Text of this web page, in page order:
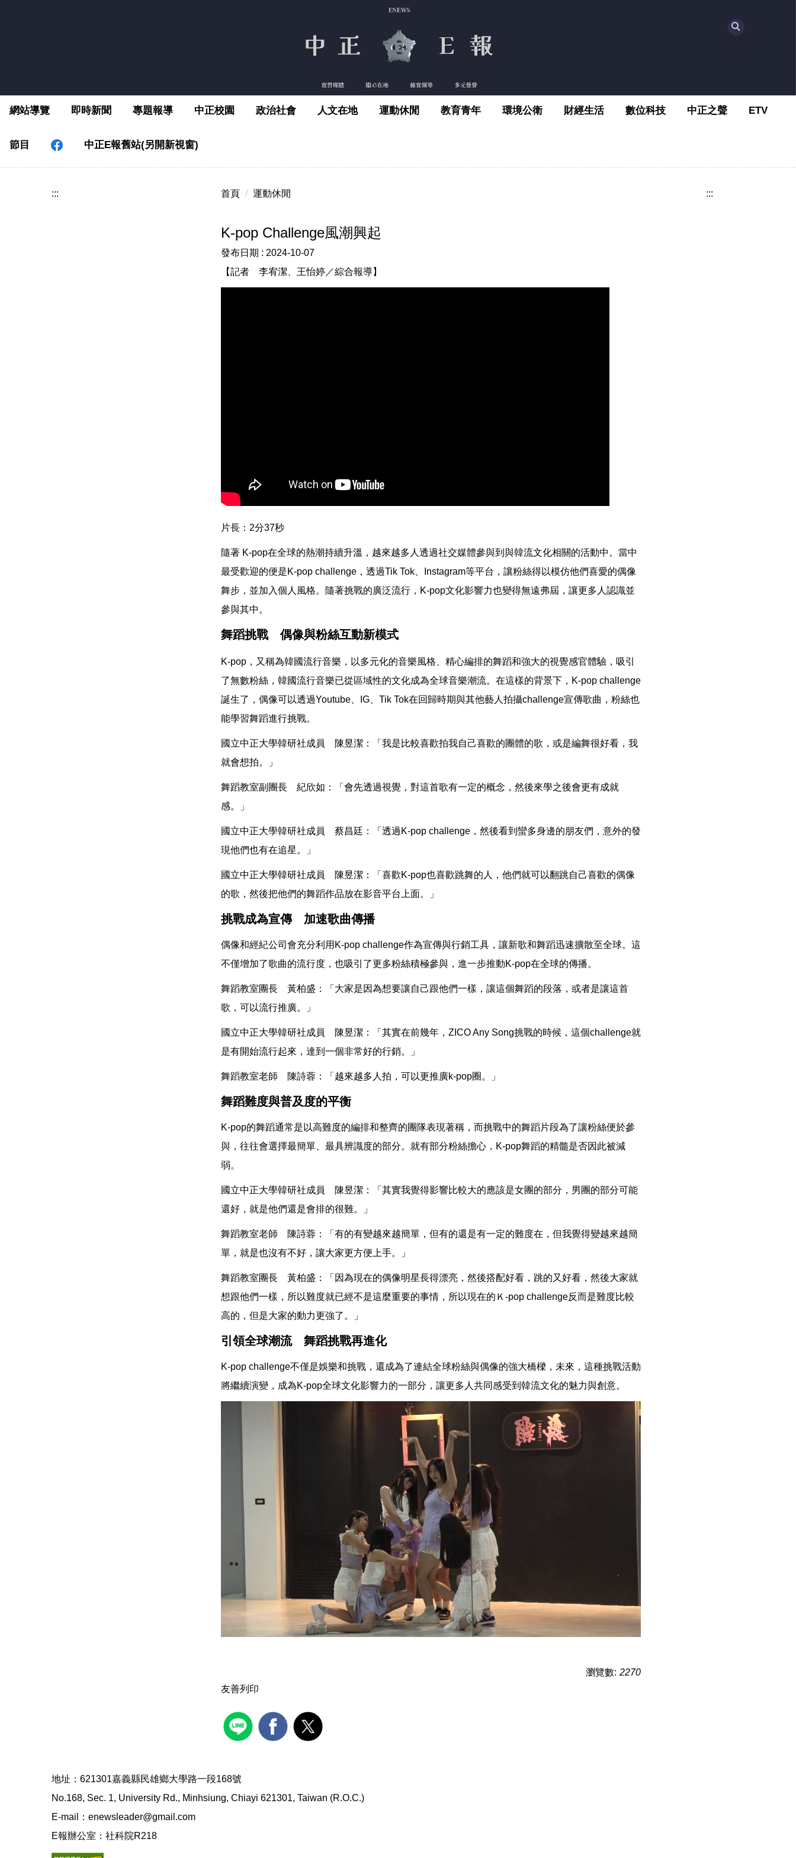
區
網站導覽 即時新聞 專題報導 中正校園 政治社會 人文在地 運動休閒 教育青年 環境公衛 財經生活 數位科技 中正之聲 ETV
節目 中正E報舊站(另開新視窗)
::: 首頁 運動休閒
K-pop Challenge風潮興起
發布日期 : 2024-10-07
【記者 李宥潔、王怡婷／綜合報導】
片長：2分37秒
隨著 K-pop在全球的熱潮持續升溫，越來越多人透過社交媒體參與到與韓流文化相關的活動中。當中
最受歡迎的便是K-pop challenge，透過Tik Tok、Instagram等平台，讓粉絲得以模仿他們喜愛的偶像
舞步，並加入個人風格。隨著挑戰的廣泛流行，K-pop文化影響力也變得無遠弗屆，讓更多人認識並
參與其中。
舞蹈挑戰 偶像與粉絲互動新模式
K-pop，又稱為韓國流行音樂，以多元化的音樂風格、精心編排的舞蹈和強大的視覺感官體驗，吸引
了無數粉絲，韓國流行音樂已從區域性的文化成為全球音樂潮流。在這樣的背景下，K-pop challenge
誕生了，偶像可以透過Youtube、IG、Tik Tok在回歸時期與其他藝人拍攝challenge宣傳歌曲，粉絲也
能學習舞蹈進行挑戰。
國立中正大學韓研社成員 陳昱潔：「我是比較喜歡拍我自己喜歡的團體的歌，或是編舞很好看，我
就會想拍。」
舞蹈教室副團長 紀欣如：「會先透過視覺，對這首歌有一定的概念，然後來學之後會更有成就
感。」
國立中正大學韓研社成員 蔡昌廷：「透過K-pop challenge，然後看到蠻多身邊的朋友們，意外的發
現他們也有在追星。」
國立中正大學韓研社成員 陳昱潔：「喜歡K-pop也喜歡跳舞的人，他們就可以翻跳自己喜歡的偶像
的歌，然後把他們的舞蹈作品放在影音平台上面。」
挑戰成為宣傳 加速歌曲傳播
偶像和經紀公司會充分利用K-pop challenge作為宣傳與行銷工具，讓新歌和舞蹈迅速擴散至全球。這
不僅增加了歌曲的流行度，也吸引了更多粉絲積極參與，進一步推動K-pop在全球的傳播。
舞蹈教室團長 黃柏盛：「大家是因為想要讓自己跟他們一樣，讓這個舞蹈的段落，或者是讓這首
歌，可以流行推廣。」
國立中正大學韓研社成員 陳昱潔：「其實在前幾年，ZICO Any Song挑戰的時候，這個challenge就
是有開始流行起來，達到一個非常好的行銷。」
舞蹈教室老師 陳詩蓉：「越來越多人拍，可以更推廣k-pop圈。」
舞蹈難度與普及度的平衡
K-pop的舞蹈通常是以高難度的編排和整齊的團隊表現著稱，而挑戰中的舞蹈片段為了讓粉絲便於參
與，往往會選擇最簡單、最具辨識度的部分。就有部分粉絲擔心，K-pop舞蹈的精髓是否因此被減
弱。
國立中正大學韓研社成員 陳昱潔：「其實我覺得影響比較大的應該是女團的部分，男團的部分可能
還好，就是他們還是會排的很難。」
舞蹈教室老師 陳詩蓉：「有的有變越來越簡單，但有的還是有一定的難度在，但我覺得變越來越簡
單，就是也沒有不好，讓大家更方便上手。」
舞蹈教室團長 黃柏盛：「因為現在的偶像明星長得漂亮，然後搭配好看，跳的又好看，然後大家就
想跟他們一樣，所以難度就已經不是這麼重要的事情，所以現在的Ｋ-pop challenge反而是難度比較
高的，但是大家的動力更強了。」
引領全球潮流 舞蹈挑戰再進化
K-pop challenge不僅是娛樂和挑戰，還成為了連結全球粉絲與偶像的強大橋樑，未來，這種挑戰活動
將繼續演變，成為K-pop全球文化影響力的一部分，讓更多人共同感受到韓流文化的魅力與創意。
瀏覽數: 2270
友善列印
:::
地址：621301嘉義縣民雄鄉大學路一段168號
No.168, Sec. 1, University Rd., Minhsiung, Chiayi 621301, Taiwan (R.O.C.)
E-mail：enewsleader@gmail.com
E報辦公室：社科院R218